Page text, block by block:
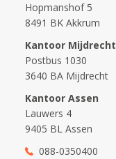
Hopmanshof 5
8491 BK Akkrum
Kantoor Mijdrecht
Postbus 1030
3640 BA Mijdrecht
Kantoor Assen
Lauwers 4
9405 BL Assen
088-0350400